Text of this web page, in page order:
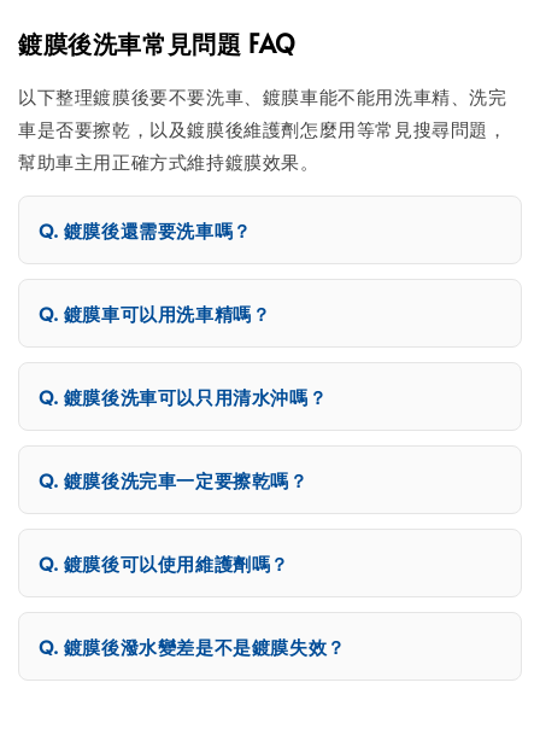
鍍膜後洗車常見問題 FAQ
以下整理鍍膜後要不要洗車、鍍膜車能不能用洗車精、洗完
車是否要擦乾，以及鍍膜後維護劑怎麼用等常見搜尋問題，
幫助車主用正確方式維持鍍膜效果。
鍍膜後還需要洗車嗎？
鍍膜車可以用洗車精嗎？
鍍膜後洗車可以只用清水沖嗎？
鍍膜後洗完車一定要擦乾嗎？
鍍膜後可以使用維護劑嗎？
鍍膜後潑水變差是不是鍍膜失效？